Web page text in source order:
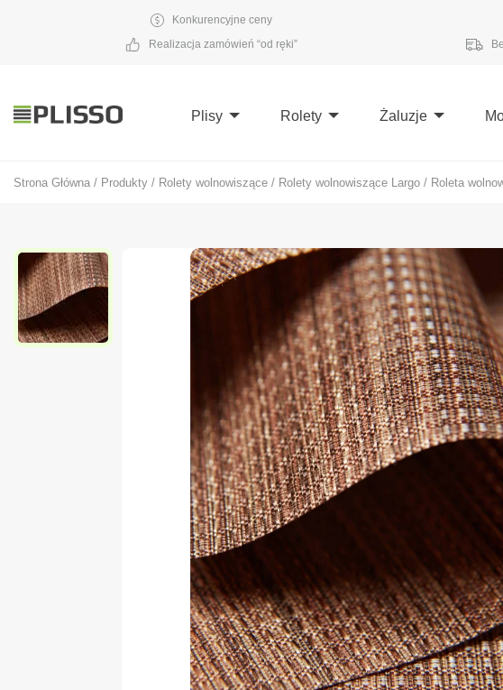
Konkurencyjne ceny
Realizacja zamówień “od ręki”
Plisy Rolety Żaluzje
Strona Główna / Produkty / Rolety wolnowiszące / Rolety wolnowiszące Largo / Roleta